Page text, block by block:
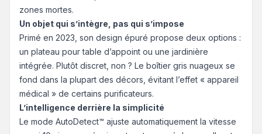
zones mortes.
Un objet qui s’intègre, pas qui s’impose
Primé en 2023, son design épuré propose deux options :
un plateau pour table d’appoint ou une jardinière
intégrée. Plutôt discret, non ? Le boîtier gris nuageux se
fond dans la plupart des décors, évitant l’effet « appareil
médical » de certains purificateurs.
L’intelligence derrière la simplicité
Le mode AutoDetect™ ajuste automatiquement la vitesse